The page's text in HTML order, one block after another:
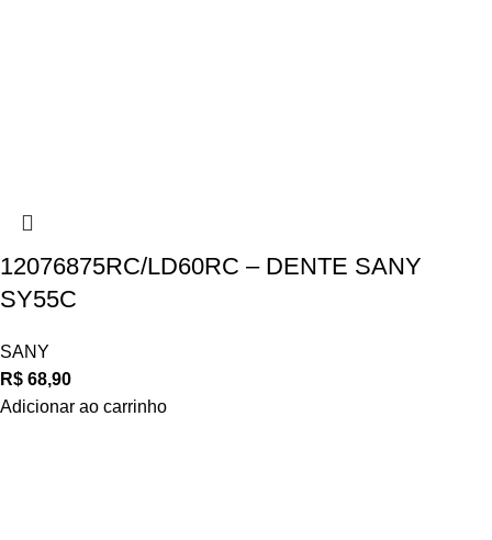
12076875RC/LD60RC – DENTE SANY
SY55C
SANY
R$ 68,90
Adicionar ao carrinho